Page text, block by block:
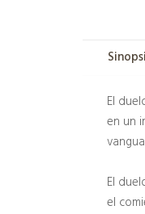
Sinopsi
El
en un
El
el